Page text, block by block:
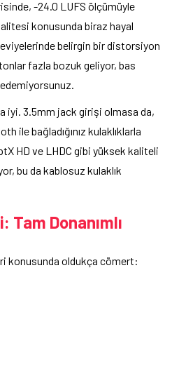
-24.0 LUFS ölçümüyle
konusunda biraz hayal
belirgin bir distorsiyon
fazla bozuk geliyor, bas
iyi. 3.5mm jack girişi olmasa da,
ile bağladığınız kulaklıklarla
HD ve LHDC gibi yüksek kaliteli
bu da kablosuz kulaklık
Tam Donanımlı
konusunda oldukça cömert: